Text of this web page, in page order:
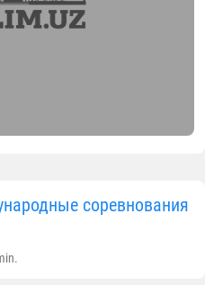
соревнования